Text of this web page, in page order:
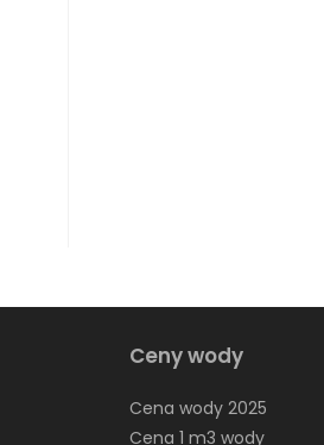
Ceny wody
Cena wody 2025
Cena 1 m3 wody